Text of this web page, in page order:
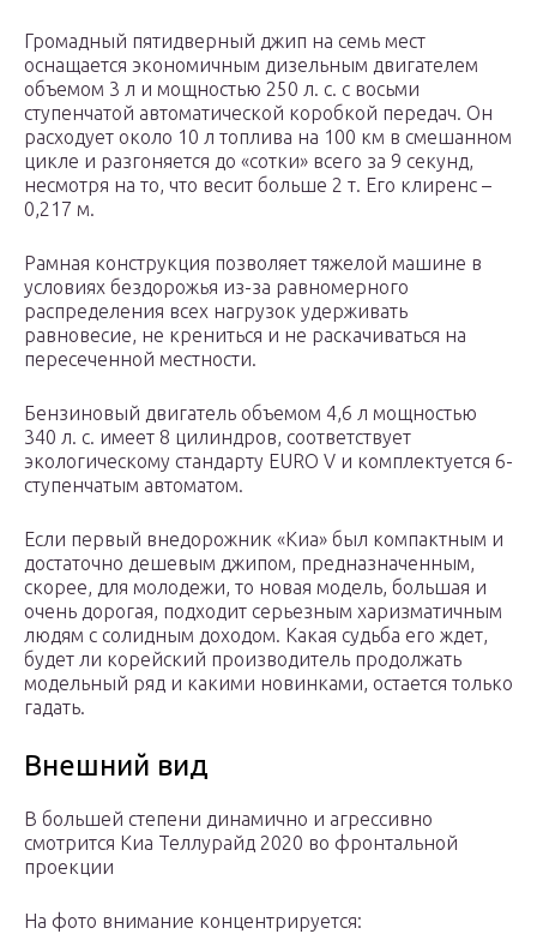
Громадный пятидверный джип на семь мест
оснащается экономичным дизельным двигателем
объемом 3 л и мощностью 250 л. с. с восьми
ступенчатой автоматической коробкой передач. Он
расходует около 10 л топлива на 100 км в смешанном
цикле и разгоняется до «сотки» всего за 9 секунд,
несмотря на то, что весит больше 2 т. Его клиренс –
0,217 м.
Рамная конструкция позволяет тяжелой машине в
условиях бездорожья из-за равномерного
распределения всех нагрузок удерживать
равновесие, не крениться и не раскачиваться на
пересеченной местности.
Бензиновый двигатель объемом 4,6 л мощностью
340 л. с. имеет 8 цилиндров, соответствует
экологическому стандарту EURO V и комплектуется 6-
ступенчатым автоматом.
Если первый внедорожник «Киа» был компактным и
достаточно дешевым джипом, предназначенным,
скорее, для молодежи, то новая модель, большая и
очень дорогая, подходит серьезным харизматичным
людям с солидным доходом. Какая судьба его ждет,
будет ли корейский производитель продолжать
модельный ряд и какими новинками, остается только
гадать.
Внешний вид
В большей степени динамично и агрессивно
смотрится Киа Теллурайд 2020 во фронтальной
проекции
На фото внимание концентрируется: